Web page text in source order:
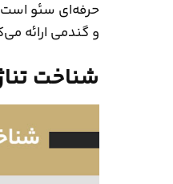
حرفه‌ای سئو است
و گندمی ارائه
شناخت